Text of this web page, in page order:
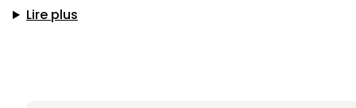
Lire plus